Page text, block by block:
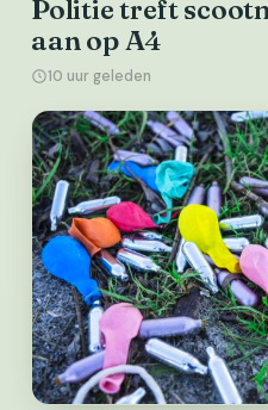
Politie treft
aan op A4
10 uur geleden